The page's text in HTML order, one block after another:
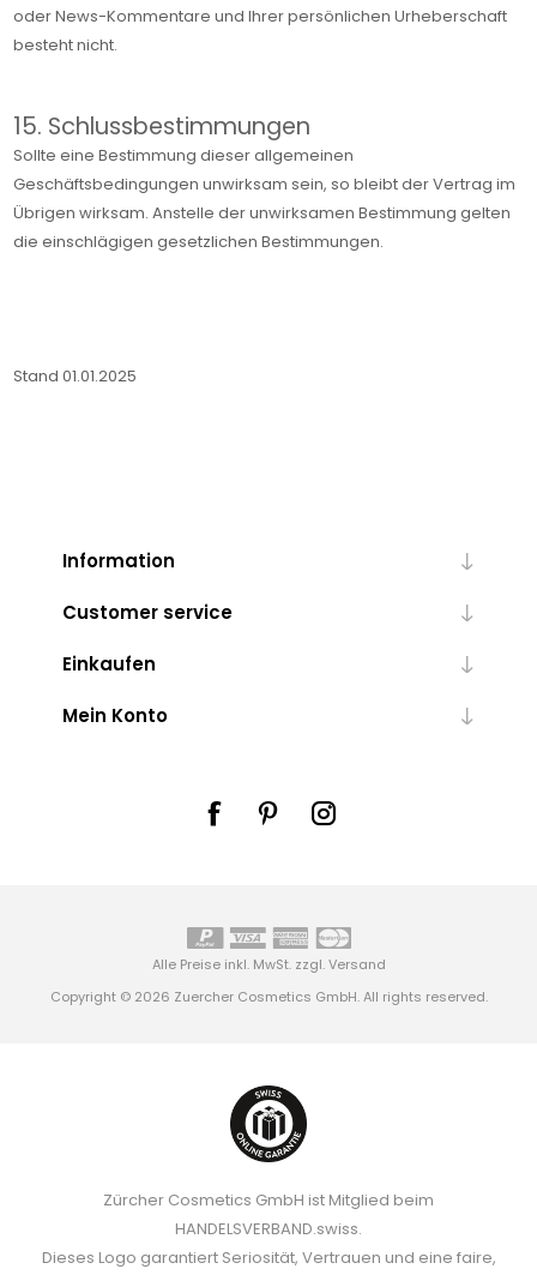
oder News-Kommentare und Ihrer persönlichen Urheberschaft
besteht nicht.
15. Schlussbestimmungen
Sollte eine Bestimmung dieser allgemeinen
Geschäftsbedingungen unwirksam sein, so bleibt der Vertrag im
Übrigen wirksam. Anstelle der unwirksamen Bestimmung gelten
die einschlägigen gesetzlichen Bestimmungen.
Stand 01.01.2025
Information
Customer service
Einkaufen
Mein Konto
Alle Preise inkl. MwSt. zzgl.Versand
Copyright © 2026 Zuercher Cosmetics GmbH. All rights reserved.
Zürcher Cosmetics GmbH ist Mitglied beim
HANDELSVERBAND.swiss.
Dieses Logo garantiert Seriosität, Vertrauen und eine faire,